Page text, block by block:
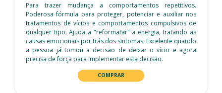
Para trazer mudança a comportamentos repetitivos.
Poderosa fórmula para proteger, potenciar e auxiliar nos
tratamentos de vícios e comportamentos compulsivos de
qualquer tipo. Ajuda a "reformatar" a energia, tratando as
causas emocionais por trás dos sintomas. Excelente quando
a pessoa já tomou a decisão de deixar o vício e agora
precisa de força para implementar esta decisão.
COMPRAR